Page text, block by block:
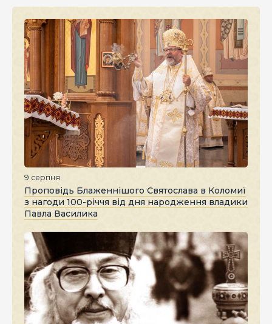
9 серпня
Проповідь Блаженнішого Святослава в Коломиї
з нагоди 100-річчя від дня народження владики
Павла Василика